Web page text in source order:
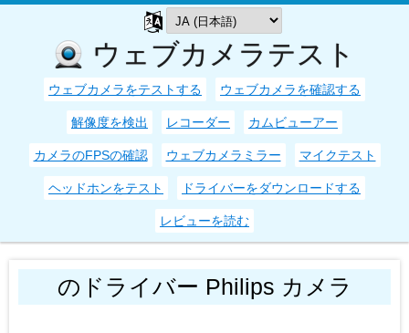
ウェブカメラテスト
ウェブカメラをテストする ウェブカメラを確認する
解像度を検出 レコーダー カムビューアー
カメラのFPSの確認 ウェブカメラミラー マイクテスト
ヘッドホンをテスト ドライバーをダウンロードする
レビューを読む
のドライバー Philips カメラ